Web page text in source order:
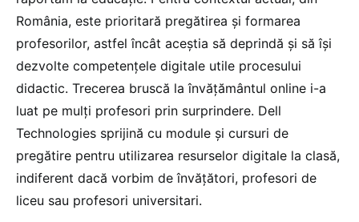
România, este prioritară pregătirea și formarea
profesorilor, astfel încât aceștia să deprindă și să își
dezvolte competențele digitale utile procesului
didactic. Trecerea bruscă la învățământul online i-a
luat pe mulți profesori prin surprindere. Dell
Technologies sprijină cu module și cursuri de
pregătire pentru utilizarea resurselor digitale la clasă,
indiferent dacă vorbim de învățători, profesori de
liceu sau profesori universitari.